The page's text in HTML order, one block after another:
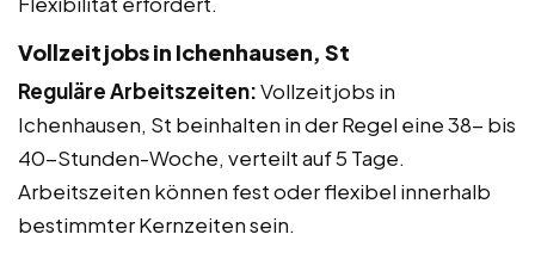
Vollzeitjobs in Ichenhausen, St
Reguläre Arbeitszeiten:Vollzeitjobs in
Ichenhausen, St beinhalten in der Regel eine 38- bis
40-Stunden-Woche, verteilt auf 5 Tage.
Arbeitszeiten können fest oder flexibel innerhalb
bestimmter Kernzeiten sein.